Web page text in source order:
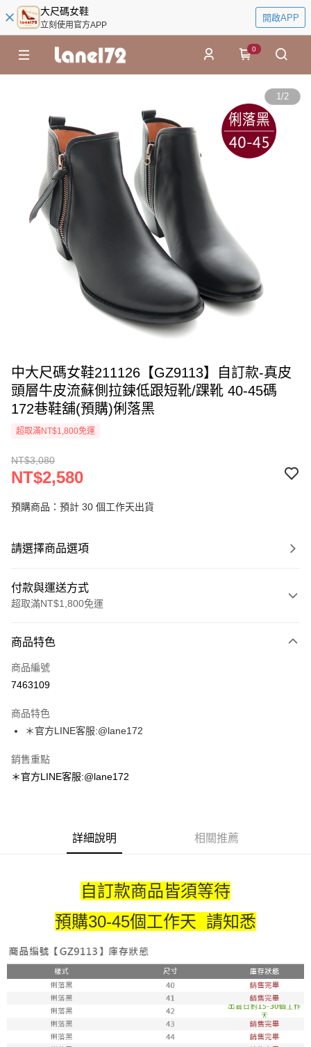
大尺碼女鞋
立刻使用官方APP
開啟APP
0
1/2
中大尺碼女鞋211126【GZ9113】自訂款-真皮
頭層牛皮流蘇側拉鍊低跟短靴/踝靴 40-45碼
172巷鞋舖(預購)俐落黑
超取滿NT$1,800免運
NT$3,080
NT$2,580
預購商品：預計 30 個工作天出貨
請選擇商品選項
付款與運送方式
超取滿NT$1,800免運
信用卡一次付款
超商取貨付款
Apple Pay
街口支付
悠遊付
每筆NT$100，滿NT$1,800(含以上)免運費
每筆NT$100，滿NT$1,800(含以上)免運費
7-11取貨付款
每筆NT$100，滿NT$1,800(含以上)免運費
付款後711取貨
每筆NT$100，滿NT$1,800(含以上)免運費
商品特色
商品編號
7463109
商品特色
＊官方LINE客服:@lane172
銷售重點
＊官方LINE客服:@lane172
詳細說明 相關推薦
自訂款商品皆須等待
預購30-45個工作天 請知悉